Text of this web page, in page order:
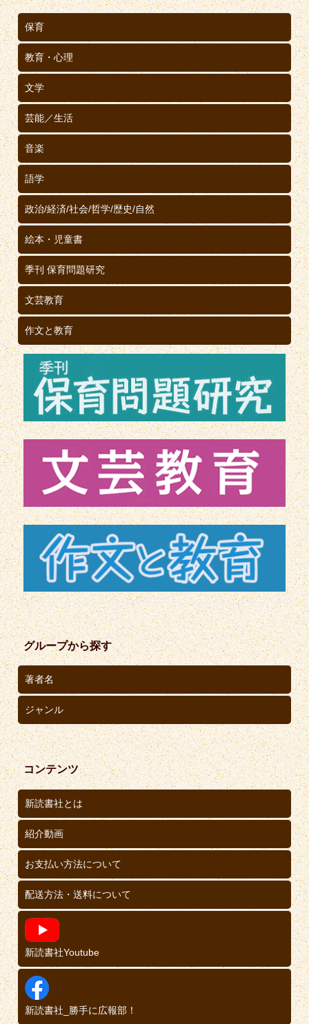
保育
教育・心理
文学
芸能／生活
音楽
語学
政治/経済/社会/哲学/歴史/自然
絵本・児童書
季刊 保育問題研究
文芸教育
作文と教育
グループから探す
著者名
ジャンル
コンテンツ
新読書社とは
紹介動画
お支払い方法について
配送方法・送料について
新読書社Youtube
新読書社_勝手に広報部！